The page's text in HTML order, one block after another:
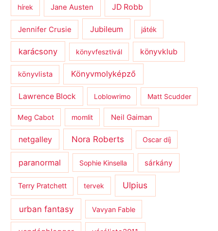
hírek Jane Austen JD Robb
Jennifer Crusie Jubileum játék
karácsony könyvfesztivál könyvklub
könyvlista Könyvmolyképző
Lawrence Block Loblowrimo Matt Scudder
Meg Cabot momlit Neil Gaiman
netgalley Nora Roberts Oscar díj
paranormal Sophie Kinsella sárkány
Terry Pratchett tervek Ulpius
urban fantasy Vavyan Fable